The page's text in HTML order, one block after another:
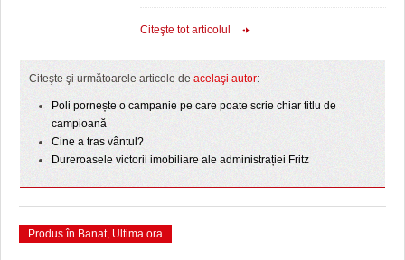
Citeşte tot articolul
Citeşte şi următoarele articole de acelaşi autor:
Poli pornește o campanie pe care poate scrie chiar titlu de
campioană
Cine a tras vântul?
Dureroasele victorii imobiliare ale administrației Fritz
Produs în Banat, Ultima ora